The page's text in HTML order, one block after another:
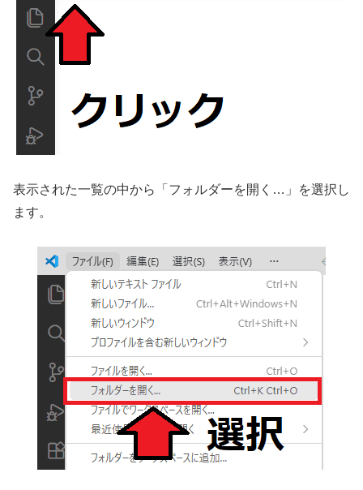
表示された一覧の中から「フォルダーを開く…」を選択し
ます。